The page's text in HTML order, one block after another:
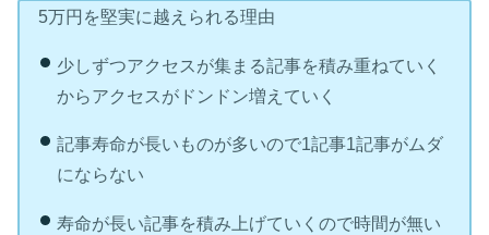
5万円を堅実に越えられる理由
少しずつアクセスが集まる記事を積み重ねていく
からアクセスがドンドン増えていく
記事寿命が長いものが多いので1記事1記事がムダ
にならない
寿命が長い記事を積み上げていくので時間が無い